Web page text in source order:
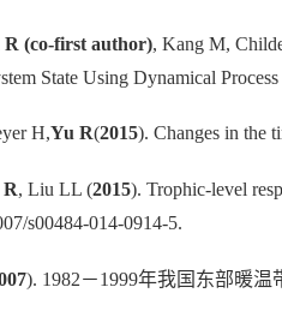
R (co-first author), Kang M,
State Using Dynamical
H,Yu R(2015). Changes in the
, Liu LL (2015). Trophic-level
s00484-014-0914-5.
). 1982－1999年我国东部暖